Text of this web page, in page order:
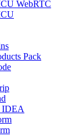
WebRTC
Pack
IDEA